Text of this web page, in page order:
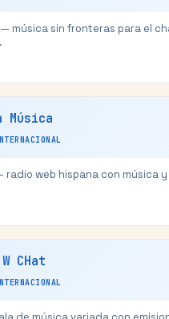
música sin fronteras para el
Música
radio web hispana con música
CHat